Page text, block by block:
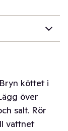
köttet i
över
salt. Rör
vattnet